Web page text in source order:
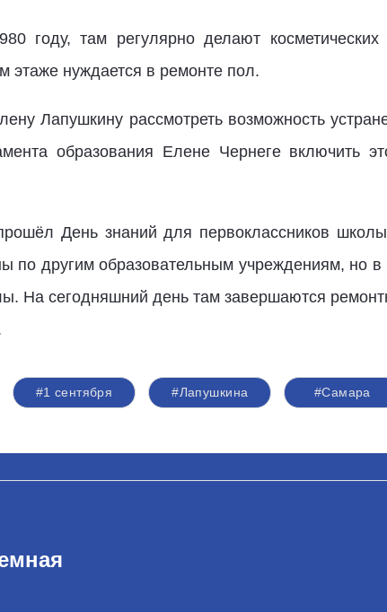
году, там регулярно делают
этаже нуждается в ремонте пол.
Лапушкину рассмотреть возможность
образования Елене Чернеге включить
День знаний для первоклассников
по другим образовательным учреждениям, но в
На сегодняшний день там завершаются
#1 сентября #Лапушкина #Самара